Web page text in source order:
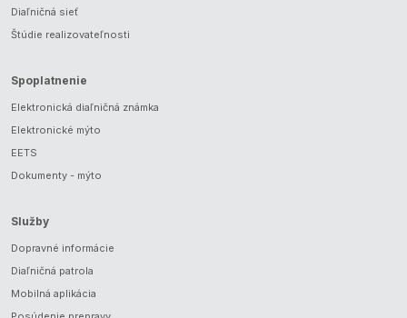
Diaľničná sieť
Štúdie realizovateľnosti
Spoplatnenie
Elektronická diaľničná známka
Elektronické mýto
EETS
Dokumenty - mýto
Služby
Dopravné informácie
Diaľničná patrola
Mobilná aplikácia